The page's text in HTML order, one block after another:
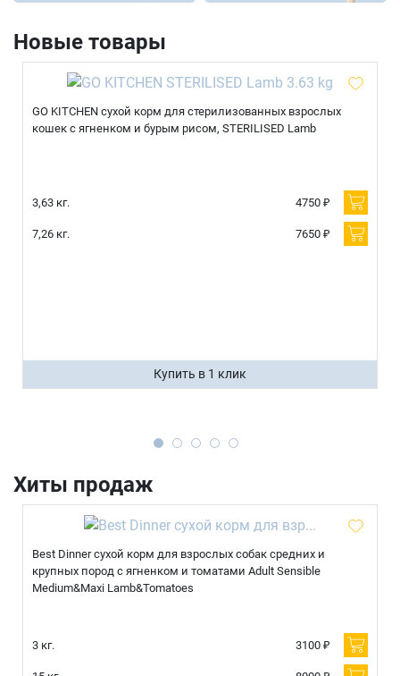
Новые товары
GO KITCHEN сухой корм для стерилизованных взрослых
кошек с ягненком и бурым рисом, STERILISED Lamb
3,63 кг. 4750 ₽
7,26 кг. 7650 ₽
Купить в 1 клик
Хиты продаж
Best Dinner сухой корм для взрослых собак средних и
крупных пород с ягненком и томатами Adult Sensible
Medium&Maxi Lamb&Tomatoes
3 кг. 3100 ₽
Продолжить покупки
Оформить заказ
Телефон
E-mail